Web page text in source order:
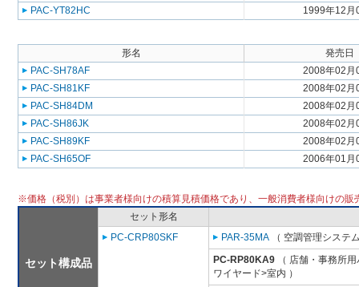
PAC-YT82HC
1999年12月
形名
発売日
PAC-SH78AF
2008年02月
PAC-SH81KF
2008年02月
PAC-SH84DM
2008年02月
PAC-SH86JK
2008年02月
PAC-SH89KF
2008年02月
PAC-SH65OF
2006年01月
※価格（税別）は事業者様向けの積算見積価格であり、一般消費者様向けの販
セット構成品
セット形名
PC-CRP80SKF
PAR-35MA （ 空調管理システ
PC-RP80KA9 （ 店舗・事務所
ワイヤード>室内 ）